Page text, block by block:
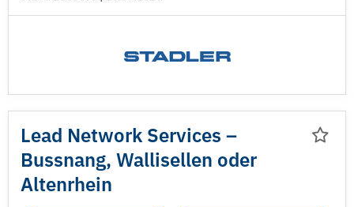
Lead Network Services –
Bussnang, Wallisellen oder
Altenrhein